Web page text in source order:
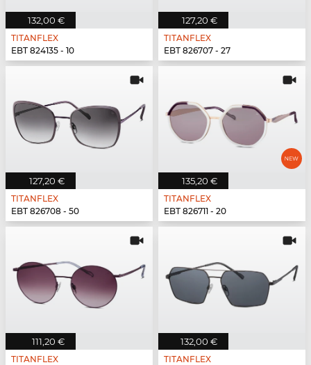
132,00 €
TITANFLEX
EBT 824135 - 10
127,20 €
TITANFLEX
EBT 826707 - 27
127,20 €
TITANFLEX
EBT 826708 - 50
135,20 €
TITANFLEX
EBT 826711 - 20
111,20 €
TITANFLEX
132,00 €
TITANFLEX